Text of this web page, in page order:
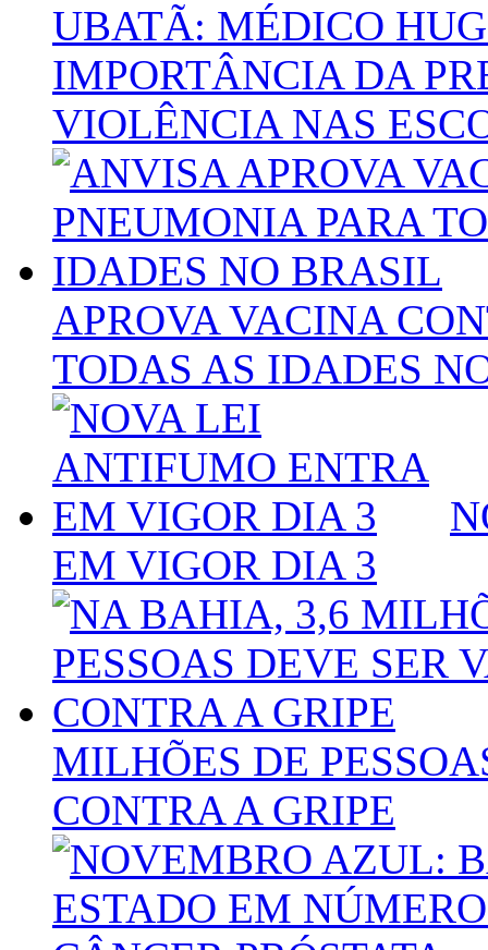
UBATÃ: MÉDICO
IMPORTÂNCIA DA
VIOLÊNCIA NAS
APROVA VACINA
TODAS AS IDADES
EM VIGOR DIA 3
MILHÕES DE
CONTRA A GRIPE